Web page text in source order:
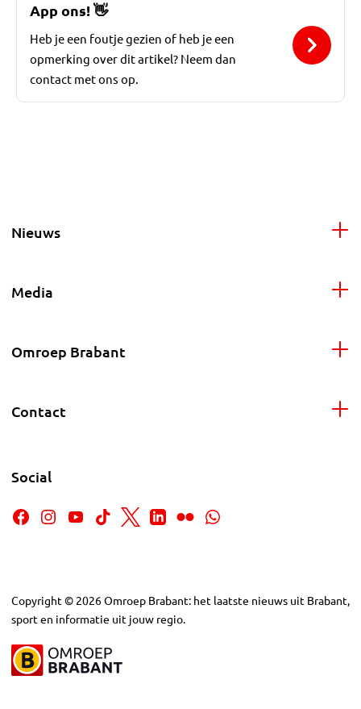
App ons!👋
Heb je een foutje gezien of heb je een
opmerking over dit artikel? Neem dan
contact met ons op.
Nieuws
Media
Omroep Brabant
Contact
Social
Copyright © 2026Omroep Brabant: het laatste nieuws uit Brabant,
sport en informatie uit jouw regio.